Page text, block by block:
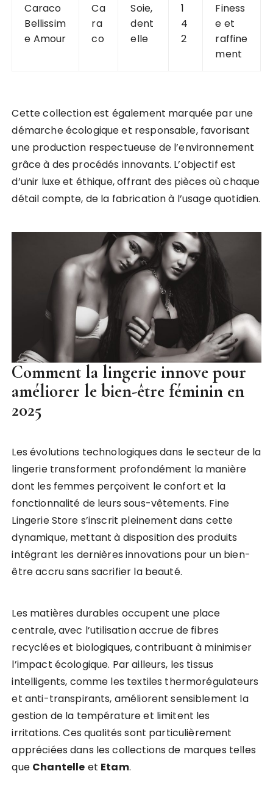
Caraco
Bellissim
e Amour
Ca
ra
co
Soie,
dent
elle
1
4
2
Finess
e et
raffine
ment
Cette collection est également marquée par une
démarche écologique et responsable, favorisant
une production respectueuse de l’environnement
grâce à des procédés innovants. L’objectif est
d’unir luxe et éthique, offrant des pièces où chaque
détail compte, de la fabrication à l’usage quotidien.
Comment la lingerie innove pour
améliorer le bien-être féminin en
2025
Les évolutions technologiques dans le secteur de la
lingerie transforment profondément la manière
dont les femmes perçoivent le confort et la
fonctionnalité de leurs sous-vêtements. Fine
Lingerie Store s’inscrit pleinement dans cette
dynamique, mettant à disposition des produits
intégrant les dernières innovations pour un bien-
être accru sans sacrifier la beauté.
Les matières durables occupent une place
centrale, avec l’utilisation accrue de fibres
recyclées et biologiques, contribuant à minimiser
l’impact écologique. Par ailleurs, les tissus
intelligents, comme les textiles thermorégulateurs
et anti-transpirants, améliorent sensiblement la
gestion de la température et limitent les
irritations. Ces qualités sont particulièrement
appréciées dans les collections de marques telles
que Chantelle et Etam.